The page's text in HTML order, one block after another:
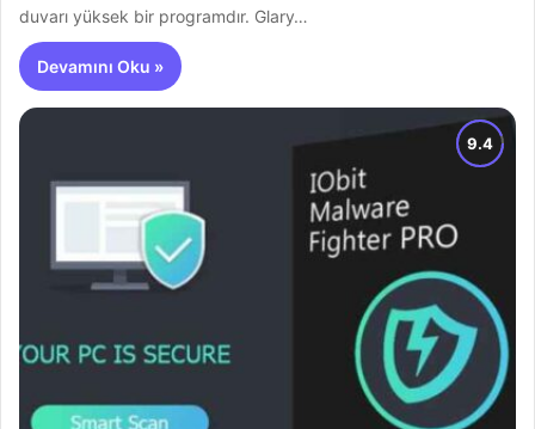
duvarı yüksek bir programdır. Glary…
Devamını Oku »